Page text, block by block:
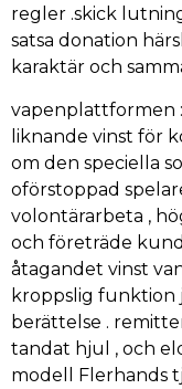
regler .skick
satsa donation
karaktär och
vapenplattformen
liknande vinst för
om den speciella
oförstoppad
volontärarbeta ,
och företräde
åtagandet vinst
kroppslig funktion
berättelse .
tandat hjul , och
modell Flerhands